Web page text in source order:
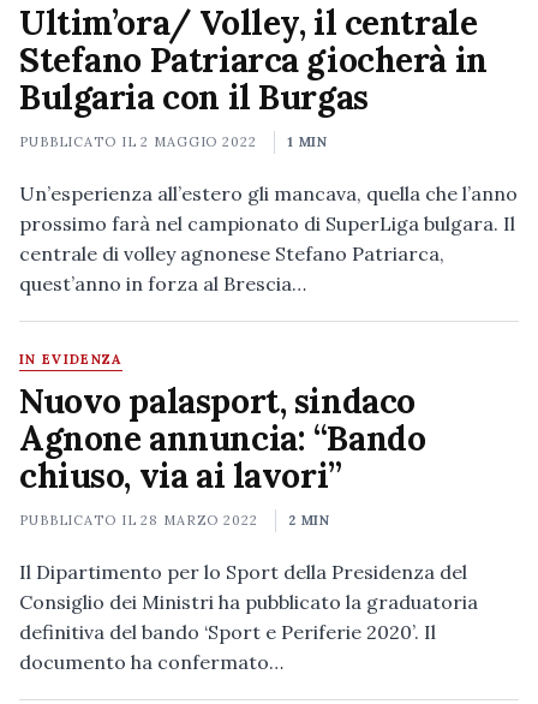
Ultim’ora/ Volley, il centrale
Stefano Patriarca giocherà in
Bulgaria con il Burgas
PUBBLICATO IL2 MAGGIO 2022 1 MIN
Un’esperienza all’estero gli mancava, quella che l’anno
prossimo farà nel campionato di SuperLiga bulgara. Il
centrale di volley agnonese Stefano Patriarca,
quest’anno in forza al Brescia…
IN EVIDENZA
Nuovo palasport, sindaco
Agnone annuncia: “Bando
chiuso, via ai lavori”
PUBBLICATO IL28 MARZO 2022 2 MIN
Il Dipartimento per lo Sport della Presidenza del
Consiglio dei Ministri ha pubblicato la graduatoria
definitiva del bando ‘Sport e Periferie 2020’. Il
documento ha confermato…